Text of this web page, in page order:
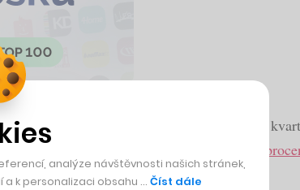
kvartále letošního roku a oproti druhému
druhém kvartálu meziročně
prodat o osm
analýze návštěvnosti našich stránek,
k personalizaci obsahu … Číst dále